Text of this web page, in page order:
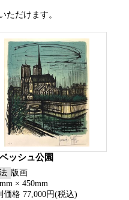
ただけます。
ッシュ公園
版画
× 450mm
価格 77,000円(税込)